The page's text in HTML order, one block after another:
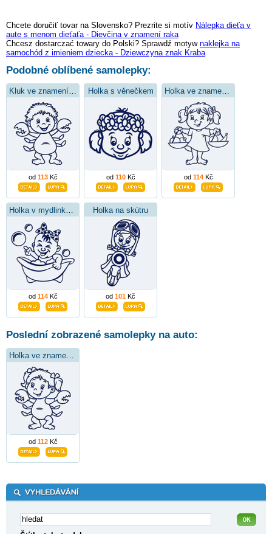
Chcete doručiť tovar na Slovensko? Prezrite si motív Nálepka dieťa v
aute s menom dieťaťa - Dievčina v znamení raka
Chcesz dostarczać towary do Polski? Sprawdź motyw naklejka na
samochód z imieniem dziecka - Dziewczyna znak Kraba
Podobné oblíbené samolepky:
od 113Kč
Holka s věnečkem
od 110Kč od 114Kč
od 114Kč
Holka na skútru
od 101 Kč
Poslední zobrazené samolepky na auto:
od 112Kč